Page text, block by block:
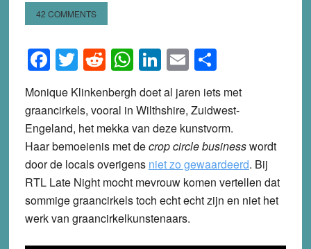
42 COMMENTS
Facebook
Twitter
Reddit
WhatsApp
LinkedIn
EmailShare
Monique Klinkenbergh doet al jaren iets met
graancirkels, vooral in Wilthshire, Zuidwest-
Engeland, het mekka van deze kunstvorm.
Haar bemoeienis met decrop circle businesswordt
door de locals overigens niet zo gewaardeerd. Bij
RTL Late Night mocht mevrouw komen vertellen dat
sommige graancirkels toch echt echt zijn en niet het
werk van graancirkelkunstenaars.